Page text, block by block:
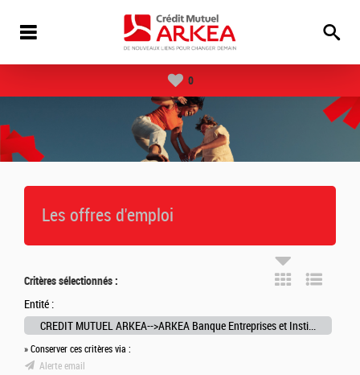
0
Les offres d'emploi
Critères sélectionnés :
Entité :
CREDIT MUTUEL ARKEA-->ARKEA Banque Entreprises et Institutionnels-->ARKEA Capital Investissement
» Conserver ces critères via :
Alerte email